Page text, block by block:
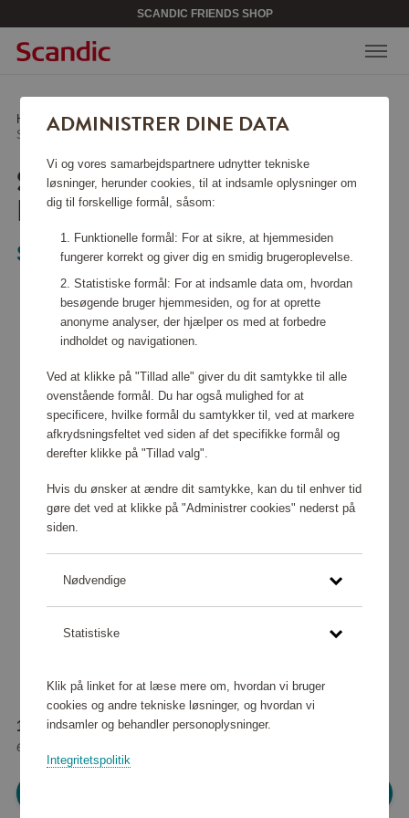
SCANDIC FRIENDS SHOP
Hjem /Køkkentilbehør/Gryder & kasseroller /
Støbejernsgryde rund 24 cm grå
STØBEJERNSGRYDE
RUND 24 CM GRÅ
Staub
166 870 point
eller
ADMINISTRER DINE DATA
Vi og vores samarbejdspartnere udnytter tekniske
løsninger, herunder cookies, til at indsamle oplysninger om
dig til forskellige formål, såsom:
Funktionelle formål: For at sikre, at hjemmesiden
fungerer korrekt og giver dig en smidig brugeroplevelse.
Statistiske formål: For at indsamle data om, hvordan
besøgende bruger hjemmesiden, og for at oprette
anonyme analyser, der hjælper os med at forbedre
indholdet og navigationen.
Ved at klikke på "Tillad alle" giver du dit samtykke til alle
ovenstående formål. Du har også mulighed for at
specificere, hvilke formål du samtykker til, ved at markere
afkrydsningsfeltet ved siden af det specifikke formål og
derefter klikke på "Tillad valg".
Hvis du ønsker at ændre dit samtykke, kan du til enhver tid
gøre det ved at klikke på "Administrer cookies" nederst på
siden.
Nødvendige
Statistiske
Klik på linket for at læse mere om, hvordan vi bruger
cookies og andre tekniske løsninger, og hvordan vi
indsamler og behandler personoplysninger.
Integritetspolitik